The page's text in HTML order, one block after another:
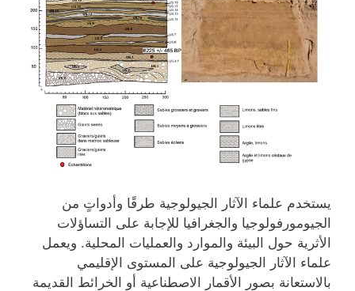
يستخدم علماء الآثار الجيولوجية طرقًا وأدواتٍ من
الجيومورفولوجيا والجغرافيا للإجابة على التساؤلات
الأثرية حول البيئة والموارد والعمليات المحلية. ويعمل
علماء الآثار الجيولوجية على المستوى الإقليمي
بالاستعانة بصور الأقمار الاصطناعية أو الخرائط القديمة